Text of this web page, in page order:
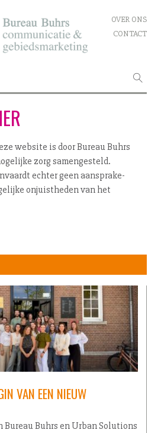
OVER ONS
CONTACT
website is door Bureau Buhrs
zorg sa­men­ge­steld.
echter geen aan­spra­ke­
on­juist­he­den van het
VAN EEN NIEUW
Bureau Buhrs en Urban Solutions